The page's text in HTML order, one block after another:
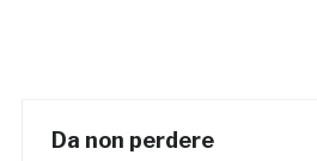
Da non perdere